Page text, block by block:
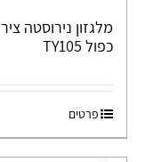
מלגזון נירוסטה ציר
כפול TY105
פרטים